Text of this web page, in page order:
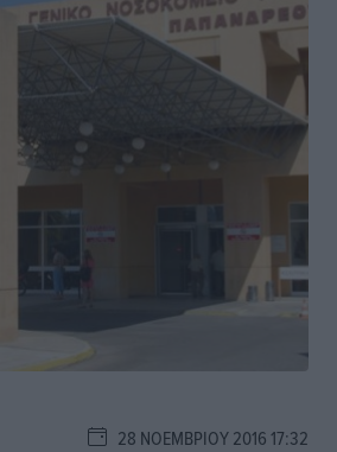
28 ΝΟΕΜΒΡΊΟΥ 2016 17:32